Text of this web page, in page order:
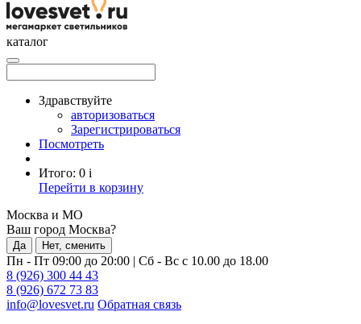
каталог
Здравствуйте
авторизоваться
Зарегистрироваться
Посмотреть
Итого: 0 i
Перейти в корзину
Москва и МО
Ваш город Москва?
Да Нет, сменить
Пн - Пт 09:00 до 20:00 | Сб - Вс с 10.00 до 18.00
8 (926) 300 44 43
8 (926) 672 73 83
info@lovesvet.ru Обратная связь